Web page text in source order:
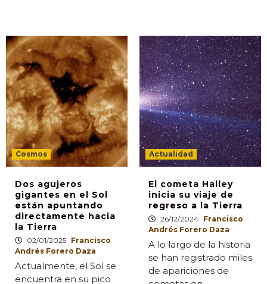
Cosmos
Dos agujeros
gigantes en el Sol
están apuntando
directamente hacia
la Tierra
02/01/2025 Francisco
Andrés Forero Daza
Actualmente, el Sol se
encuentra en su pico
Actualidad
El cometa Halley
inicia su viaje de
regreso a la Tierra
26/12/2024 Francisco
Andrés Forero Daza
A lo largo de la historia
se han registrado miles
de apariciones de